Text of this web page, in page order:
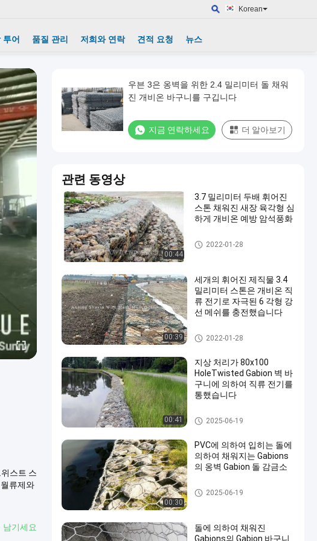
Korean
투어 품질 관리 저희와 연락 견적 요청 뉴스
스트 스
류제와
남기세요
우븐 3은 옹벽을 위한 2.4 밀리미터 돌 채워
진 개비온 바구니를 구깁니다
지금 연락하세요 더 알아보기
관련 동영상
00:44
3.7 밀리미터 두배 휘어진
스톤 채워진 새장 육각형 심
하게 개비온 예방 암석풍화
돌에 의하여 채워지는 Gabions
2022-01-28
00:39
세개의 휘어진 제직물 3.4
밀리미터 스톤은 개비온 직
류 전기로 자극된 6 각형 강
선 메쉬를 충전했습니다
돌에 의하여 채워지는 Gabions
2022-01-28
00:41
지상 처리가 80x100
HoleTwisted Gabion 벽 바
구니에 의하여 직류 전기를
통했습니다
돌에 의하여 채워지는 Gabions
2025-06-19
00:30
PVC에 의하여 입히는 돌에
의하여 채워지는 Gabions
의 옹벽 Gabion 돌 감금소
돌에 의하여 채워지는 Gabions
2025-06-19
돌에 의하여 채워진
Gabions의 Gabion 바구니